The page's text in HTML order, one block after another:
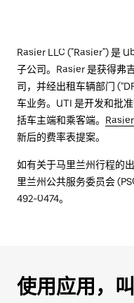
Rasier LLC ("Rasier") 是
子公司。Rasier 是获得弗
司，并经出租车辆部门
车业务。UTI 是开发和批
括车主端和乘客端。 Rasier
新后的费率表提案。
如有关于马里兰州行程的
里兰州公共服务委员会
492-0474。
使用应用，